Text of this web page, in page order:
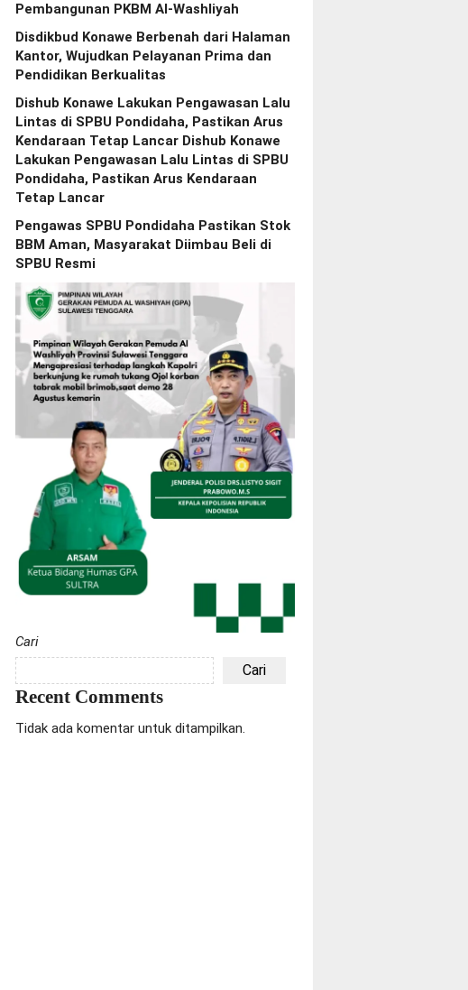
Pembangunan PKBM Al-Washliyah
Disdikbud Konawe Berbenah dari Halaman
Kantor, Wujudkan Pelayanan Prima dan
Pendidikan Berkualitas
Dishub Konawe Lakukan Pengawasan Lalu
Lintas di SPBU Pondidaha, Pastikan Arus
Kendaraan Tetap Lancar Dishub Konawe
Lakukan Pengawasan Lalu Lintas di SPBU
Pondidaha, Pastikan Arus Kendaraan
Tetap Lancar
Pengawas SPBU Pondidaha Pastikan Stok
BBM Aman, Masyarakat Diimbau Beli di
SPBU Resmi
Cari
Cari
Recent Comments
Tidak ada komentar untuk ditampilkan.